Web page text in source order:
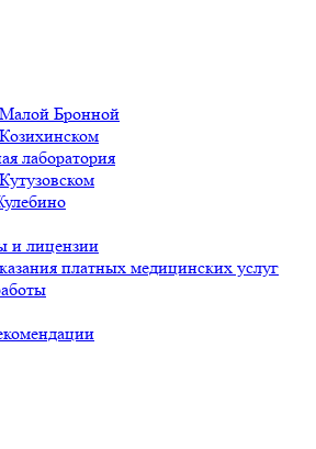
Бронной
лаборатория
и лицензии
платных медицинских услуг